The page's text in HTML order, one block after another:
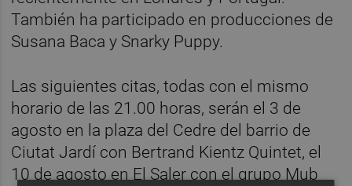
También ha participado en producciones de
Susana Baca y Snarky Puppy.
Las siguientes citas, todas con el mismo
horario de las 21.00 horas, serán el 3 de
agosto en la plaza del Cedre del barrio de
Ciutat Jardí con Bertrand Kientz Quintet, el
10 de agosto en El Saler con el grupo Mub